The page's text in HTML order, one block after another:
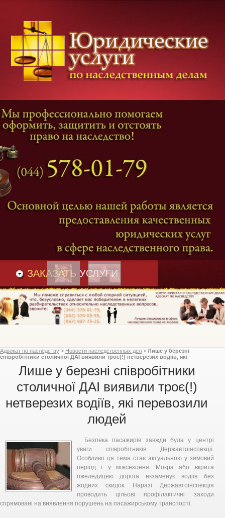
Категории дел
Наследование и Завещание
Оформление наследства
Оспаривание наследства
Адвокат наследственные дела
и Вакансии
ЗАКАЗАТЬ УСЛУГИ
Адвокат по наследству > Новости наследственных дел > Лише у березні
співробітники столичної ДАІ виявили троє(!) нетверезих водіїв, які
Лише у березні співробітники
столичної ДАІ виявили троє(!)
нетверезих водіїв, які перевозили
людей
Безпека пасажирів завжди була у центрі
уваги співробітників Державтоінспекції.
Особливо ця тема стає актуальною у зимовий
період і у міжсезоння. Мокра або вкрита
ожеледицею дорога екзаменує водіїв без
жодних скидок. Наразі Державтоінспекція
проводить цільові профілактичні заходи
спрямовані на виявлення порушень на пасажирському транспорті.